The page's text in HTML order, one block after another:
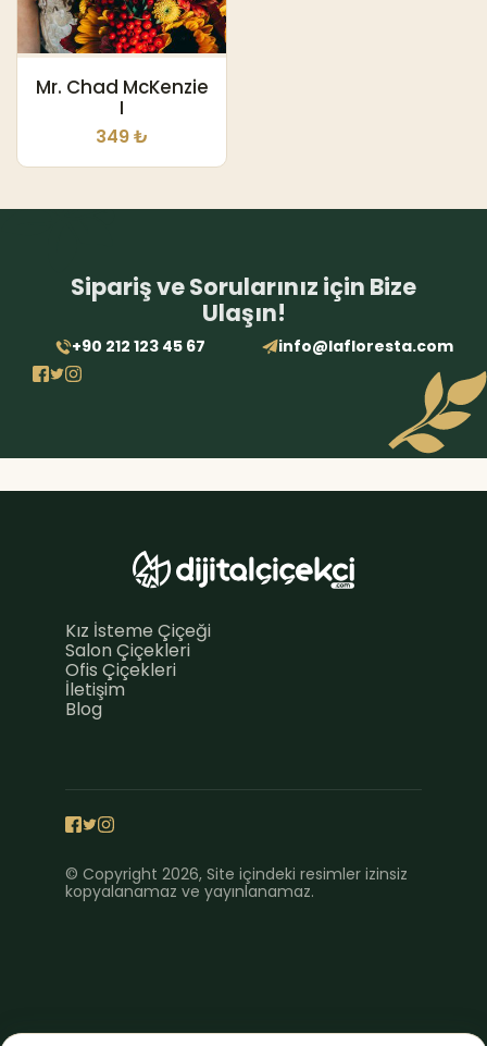
Mr. Chad McKenzie
I
349 ₺
Sipariş ve Sorularınız için Bize
Ulaşın!
+90 212 123 45 67 info@lafloresta.com
Kız İsteme Çiçeği
Salon Çiçekleri
Ofis Çiçekleri
İletişim
Blog
© Copyright 2026, Site içindeki resimler izinsiz
kopyalanamaz ve yayınlanamaz.